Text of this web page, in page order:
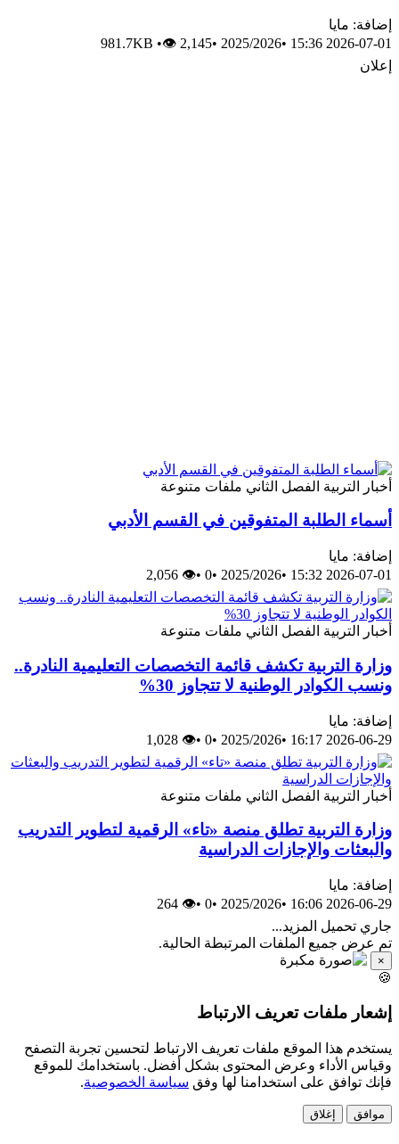
إضافة: مايا
2026-07-01 15:36
•
2025/2026
•
981.7KB •👁 2,145
إعلان
أخبار التربية الفصل الثاني ملفات متنوعة
أسماء الطلبة المتفوقين في القسم الأدبي
إضافة: مايا
2026-07-01 15:32
•
2025/2026
•
0
•
👁 2,056
أخبار التربية الفصل الثاني ملفات متنوعة
وزارة التربية تكشف قائمة التخصصات التعليمية النادرة..
ونسب الكوادر الوطنية لا تتجاوز 30%
إضافة: مايا
2026-06-29 16:17
•
2025/2026
•
0
•
👁 1,028
أخبار التربية الفصل الثاني ملفات متنوعة
وزارة التربية تطلق منصة «تاء» الرقمية لتطوير التدريب
والبعثات والإجازات الدراسية
إضافة: مايا
2026-06-29 16:06
•
2025/2026
•
0
•
👁 264
جاري تحميل المزيد...
تم عرض جميع الملفات المرتبطة الحالية.
×
🍪
إشعار ملفات تعريف الارتباط
يستخدم هذا الموقع ملفات تعريف الارتباط لتحسين تجربة التصفح
وقياس الأداء وعرض المحتوى بشكل أفضل. باستخدامك للموقع
فإنك توافق على استخدامنا لها وفق سياسة الخصوصية.
موافق إغلاق